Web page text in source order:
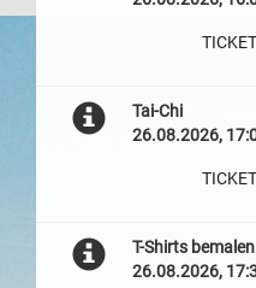
Tai-Chi
26.08.2026,
T-Shirts
26.08.2026,